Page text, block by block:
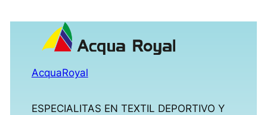
AcquaRoyal
ESPECIALITAS EN TEXTIL DEPORTIVO Y